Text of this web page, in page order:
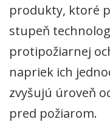
produkty, ktoré
stupeň
protipožiarnej
napriek ich
zvyšujú úroveň
pred požiarom.